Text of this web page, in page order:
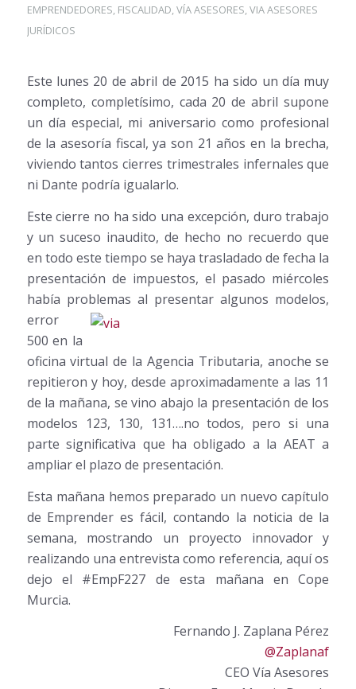
EMPRENDEDORES, FISCALIDAD,VÍA ASESORES,VIA ASESORES
JURÍDICOS
Este lunes 20 de abril de 2015 ha sido un día muy
completo, completísimo, cada 20 de abril supone
un día especial, mi aniversario como profesional
de la asesoría fiscal, ya son 21 años en la brecha,
viviendo tantos cierres trimestrales infernales que
ni Dante podría igualarlo.
Este cierre no ha sido una excepción, duro trabajo
y un suceso inaudito, de hecho no recuerdo que
en todo este tiempo se haya trasladado de fecha la
presentación de impuestos, el pasado miércoles
había problemas al presentar algunos modelos,
error
500 en la
oficina virtual de la Agencia Tributaria, anoche se
repitieron y hoy, desde aproximadamente a las 11
de la mañana, se vino abajo la presentación de los
modelos 123, 130, 131….no todos, pero si una
parte significativa que ha obligado a la AEAT a
ampliar el plazo de presentación.
Esta mañana hemos preparado un nuevo capítulo
de Emprender es fácil, contando la noticia de la
semana, mostrando un proyecto innovador y
realizando una entrevista como referencia, aquí os
dejo el #EmpF227 de esta mañana en Cope
Murcia.
Fernando J. Zaplana Pérez
@Zaplanaf
CEO Vía Asesores